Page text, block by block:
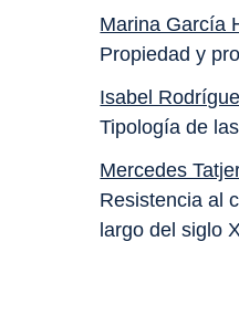
Marina García
Propiedad y
Isabel
Tipología de
Mercedes
Resistencia al
largo del siglo